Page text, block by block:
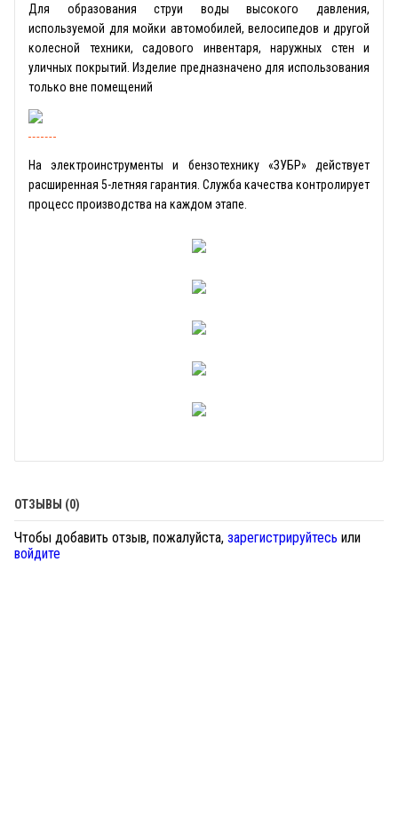
Для образования струи воды высокого давления,
используемой для мойки автомобилей, велосипедов и другой
колесной техники, садового инвентаря, наружных стен и
уличных покрытий. Изделие предназначено для использования
только вне помещений
На электроинструменты и бензотехнику «ЗУБР» действует
расширенная 5-летняя гарантия. Служба качества контролирует
процесс производства на каждом этапе.
ОТЗЫВЫ (0)
Чтобы добавить отзыв, пожалуйста, зарегистрируйтесь или
войдите